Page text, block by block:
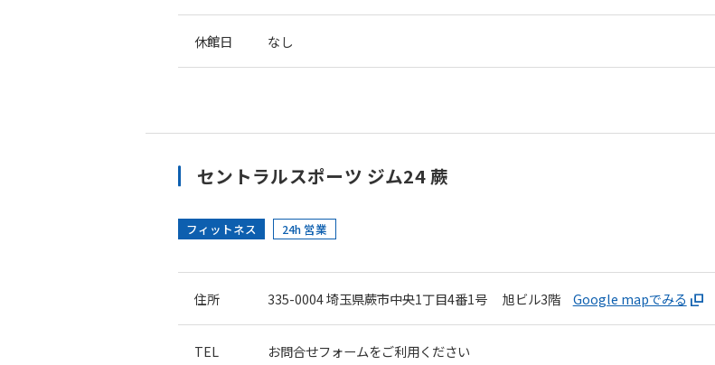
休館日 なし
セントラルスポーツ ジム24 蕨
フィットネス 24h 営業
住所 335-0004埼玉県蕨市中央1丁目4番1号 旭ビル3階 Google mapでみる
TEL お問合せフォームをご利用ください